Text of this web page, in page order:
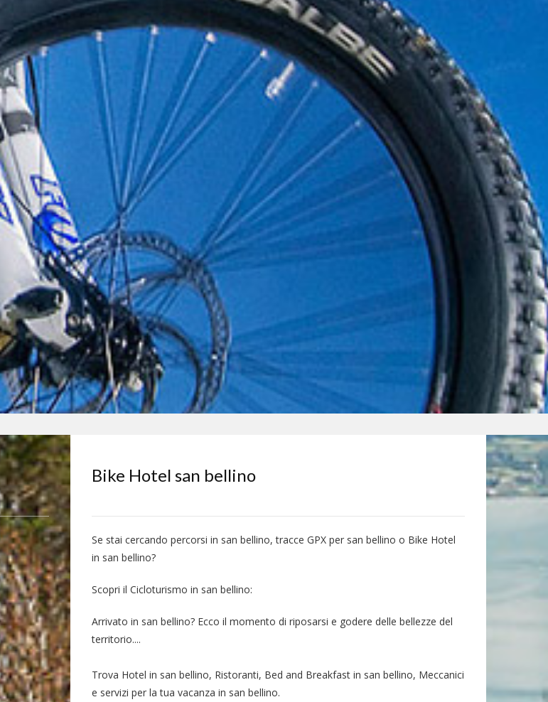
Bike Hotel san bellino
Se stai cercando percorsi in san bellino, tracce GPX per san bellino o Bike Hotel
in san bellino?
Scopri il Cicloturismo in san bellino:
Arrivato in san bellino? Ecco il momento di riposarsi e godere delle bellezze del
territorio....
Trova Hotel in san bellino, Ristoranti, Bed and Breakfast in san bellino, Meccanici
e servizi per la tua vacanza in san bellino.